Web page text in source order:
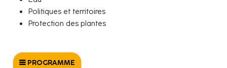
Politiques et territoires
Protection des plantes
PROGRAMME